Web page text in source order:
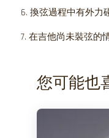
6. 換弦過程中有外力
7. 在吉他尚未裝弦的
您可能也